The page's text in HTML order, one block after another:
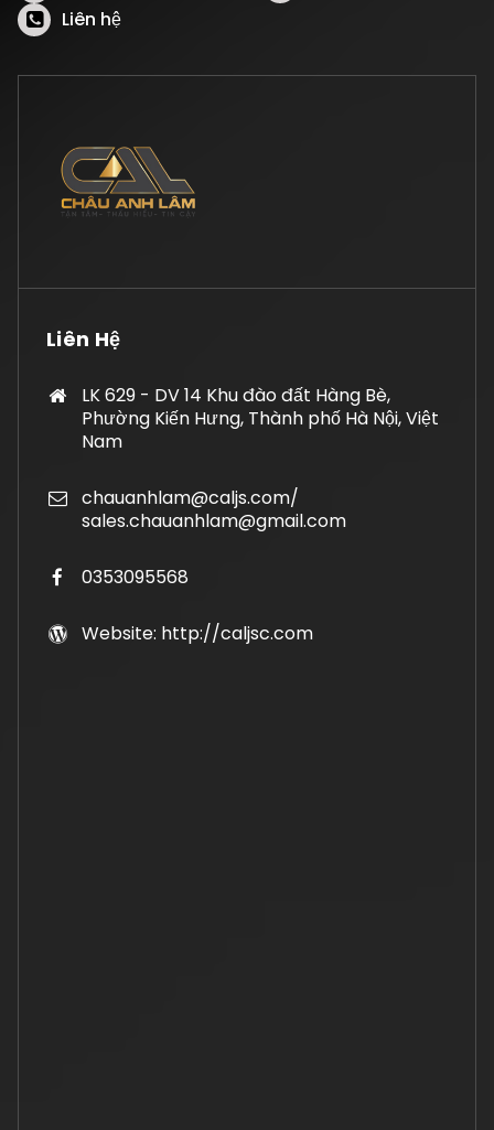
Liên hệ
Liên Hệ
LK 629 - DV 14 Khu đào đất Hàng Bè,
Phường Kiến Hưng, Thành phố Hà Nội, Việt
Nam
chauanhlam@caljs.com/
sales.chauanhlam@gmail.com
0353095568
Website: http://caljsc.com